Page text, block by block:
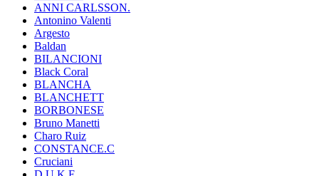
ANNI CARLSSON.
Antonino Valenti
Argesto
Baldan
BILANCIONI
Black Coral
BLANCHA
BLANCHETT
BORBONESE
Bruno Manetti
Charo Ruiz
CONSTANCE.C
Cruciani